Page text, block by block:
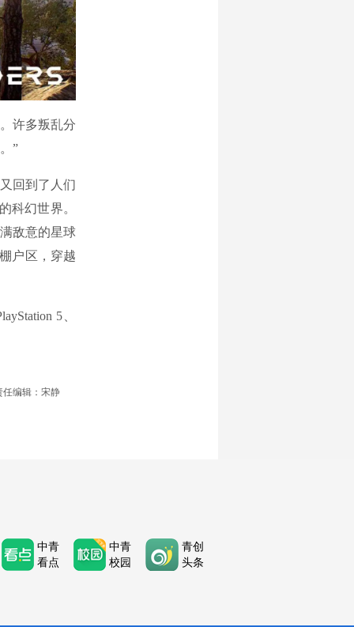
许多叛乱分
”
回到了人们
科幻世界。
敌意的星球
户区，穿越
5、
任编辑：宋静
中青
看点
中青
校园
青创
头条